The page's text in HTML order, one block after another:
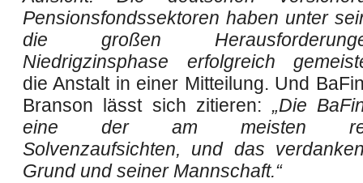
Pensionsfondssektoren haben unter
die großen
Niedrigzinsphase erfolgreich
die Anstalt in einer Mitteilung. Und
Branson lässt sich zitieren: „Die
eine der am meisten
Solvenzaufsichten, und das
Grund und seiner Mannschaft.“